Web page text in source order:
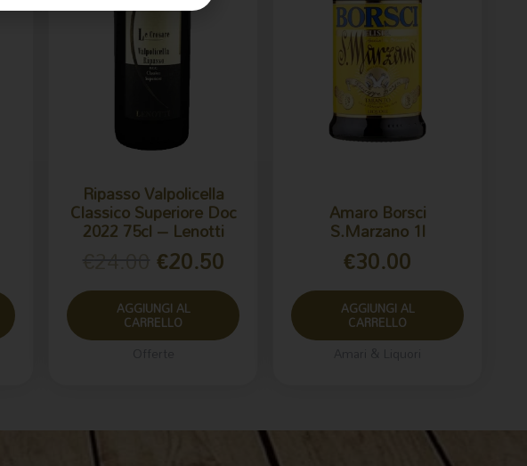
Ripasso Valpolicella
Classico Superiore Doc
2022 75cl – Lenotti
€20.50
AGGIUNGI AL
CARRELLO
Amaro Borsci
S.Marzano 1l
€30.00
AGGIUNGI AL
CARRELLO